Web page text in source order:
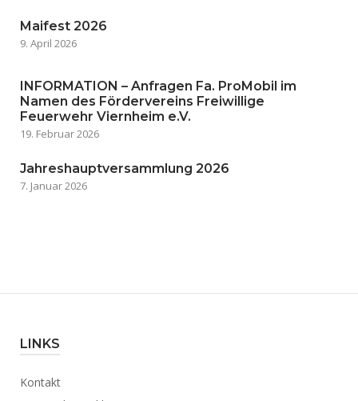
Maifest 2026
9. April 2026
INFORMATION – Anfragen Fa. ProMobil im
Namen des Fördervereins Freiwillige
Feuerwehr Viernheim e.V.
19. Februar 2026
Jahreshauptversammlung 2026
7. Januar 2026
LINKS
Kontakt